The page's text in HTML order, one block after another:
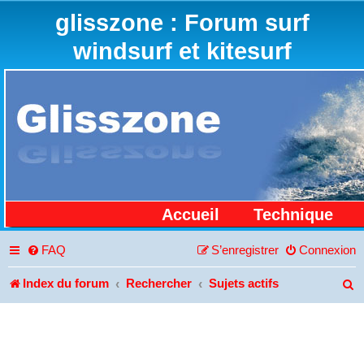
glisszone : Forum surf
windsurf et kitesurf
Accueil Technique
FAQ Connexion
S’enregistrer
Index du forum Rechercher Sujets actifs